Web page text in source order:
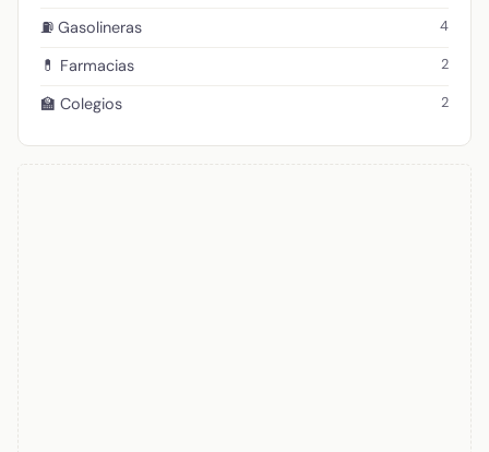
⛽ Gasolineras 4
💊 Farmacias 2
🏫 Colegios 2